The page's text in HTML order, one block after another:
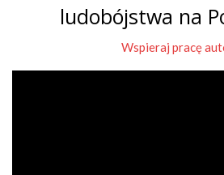
ludobójstwa na
Wspieraj pracę